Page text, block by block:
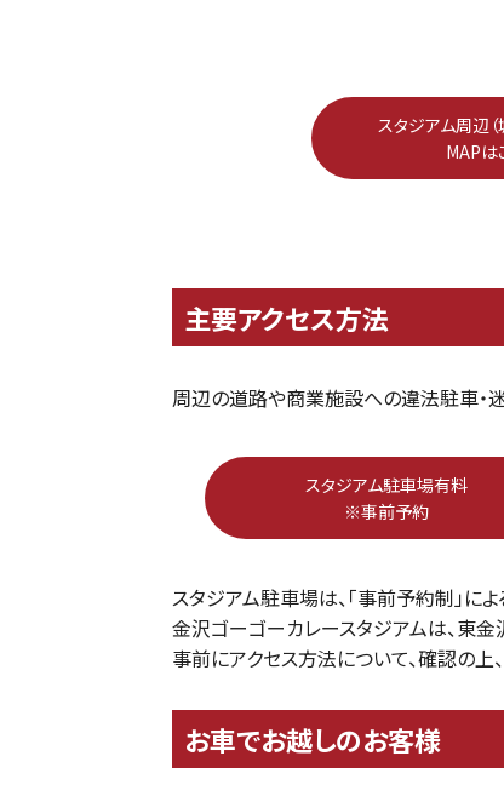
スタジアム周辺
MAPは
主要アクセス方法
周辺の道路や商業施設への違法駐車・
スタジアム駐車場有料
※事前予約
スタジアム駐車場は、「事前予約制」に
金沢ゴーゴーカレースタジアムは、東
事前にアクセス方法について、確認の上
お車でお越しのお客様